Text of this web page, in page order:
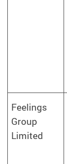
Feelings
Group
Limited